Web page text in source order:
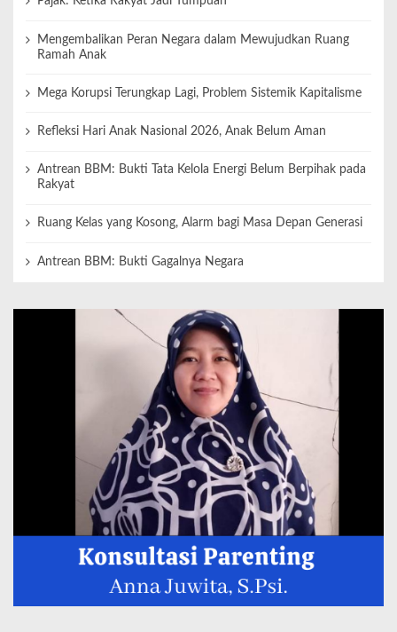
Mengembalikan Peran Negara dalam Mewujudkan Ruang
Ramah Anak
Mega Korupsi Terungkap Lagi, Problem Sistemik Kapitalisme
Refleksi Hari Anak Nasional 2026, Anak Belum Aman
Antrean BBM: Bukti Tata Kelola Energi Belum Berpihak pada
Rakyat
Ruang Kelas yang Kosong, Alarm bagi Masa Depan Generasi
Antrean BBM: Bukti Gagalnya Negara